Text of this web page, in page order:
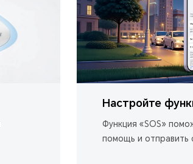
Настройте
Функция «SOS»
помощь и отправить